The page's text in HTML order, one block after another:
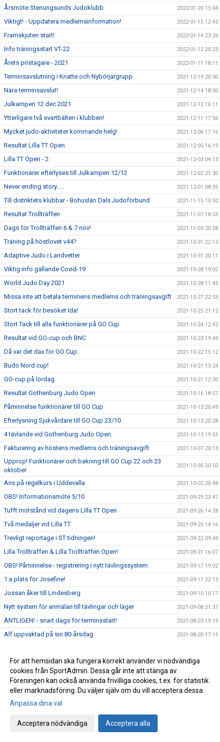
Årsmöte Stenungsunds Judoklubb 2022-01-20 15:04
Viktigt! - Uppdatera medlemsinformation! 2022-01-15 12:43
Framskjuten start! 2022-01-14 23:26
Info träningsstart VT-22 2022-01-12 20:23
Årets pristagare - 2021 2022-01-11 18:11
Terminsavslutning i Knatte och Nybörjargrupp 2021-12-19 20:30
Nära terminsavslut! 2021-12-14 18:00
Julkampen 12 dec 2021 2021-12-12 16:11
Ytterligare två svartbälten i klubben! 2021-12-11 17:56
Mycket judo-aktiviteter kommande helg! 2021-12-06 17:16
Resultat Lilla TT Open 2021-12-05 16:19
Lilla TT Open - 2 2021-12-03 04:13
Funktionärer efterlyses till Julkampen 12/12 2021-12-02 21:30
Never ending story..... 2021-12-01 08:35
Till distriktets klubbar - Bohuslän Dals Judoförbund 2021-11-15 10:50
Resultat Trollträffen 2021-11-07 18:55
Dags för Trollträffen 6 & 7 nov! 2021-11-03 20:58
Träning på höstlovet v44? 2021-10-31 22:13
Adaptive Judo i Landvetter 2021-10-31 20:11
Viktig info gällande Covid-19 2021-10-28 19:02
World Judo Day 2021 2021-10-28 11:45
Missa inte att betala terminens medlems och träningsavgift 2021-10-27 22:53
Stort tack för besöket Ida! 2021-10-25 21:12
Stort Tack till alla funktionärer på GO Cup 2021-10-24 12:42
Resultat vid GO-cup och BNC 2021-10-23 19:49
Då var det dax för GO Cup 2021-10-22 15:12
Budo Nord cup! 2021-10-21 13:24
GO-cup på lördag 2021-10-21 12:30
Resultat Gothenburg Judo Open 2021-10-16 18:57
Påminnelse funktionärer till GO Cup 2021-10-13 20:49
Efterlysning Sjukvårdare till GO Cup 23/10 2021-10-13 20:28
4 tävlande vid Gothenburg Judo Open. 2021-10-13 19:55
Fakturering av höstens medlems och träningsavgift 2021-10-07 20:13
Upprop! Funktionärer och bakning till GO Cup 22 och 23
oktober
2021-10-05 20:50
Aris på regelkurs i Uddevalla 2021-10-02 20:48
OBS! Informationsmöte 5/10 2021-09-29 23:47
Tufft motstånd vid dagens Lilla TT Open 2021-09-26 14:28
Två medaljer vid Lilla TT 2021-09-25 14:16
Trevligt reportage i ST tidningen! 2021-09-22 09:49
Lilla Trollträffen & Lilla Trollträffen Open! 2021-09-21 16:07
OBS! Påminnelse - registrering i nytt tävlingssystem 2021-09-17 19:02
1:a plats för Josefine! 2021-09-11 22:13
Jossan åker till Lindesberg 2021-09-10 10:17
Nytt system för anmälan till tävlingar och läger 2021-09-08 21:37
ÄNTLIGEN! - snart dags för terminsstart! 2021-08-23 19:19
Alf uppvaktad på sin 80-årsdag 2021-08-20 17:15
Terminsstart HT-21 2021-08-13 10:23
Sommarläger 2021
Uppdaterad info med anledning av coronavirus! 2021-07-01 17:24
Träningsavslut i Ungdom och Avanceradgrupp
Träningsavslut i Knatte & Nybörjargrupp.
För att hemsidan ska fungera korrekt använder vi nödvändiga
cookies från SportAdmin. Dessa går inte att stänga av.
Föreningen kan också använda frivilliga cookies, t.ex. för statistik
eller marknadsföring. Du väljer själv om du vill acceptera dessa.
Anpassa dina val
Acceptera nödvändiga Acceptera alla